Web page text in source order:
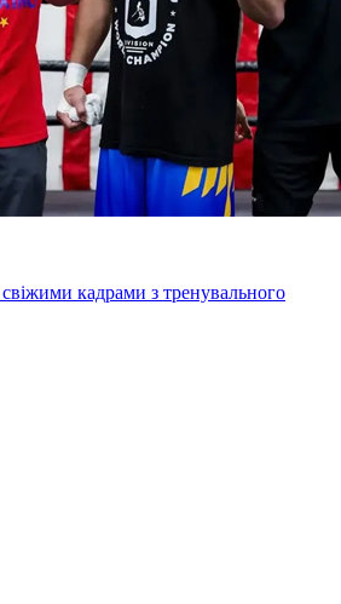
кадрами з тренувального